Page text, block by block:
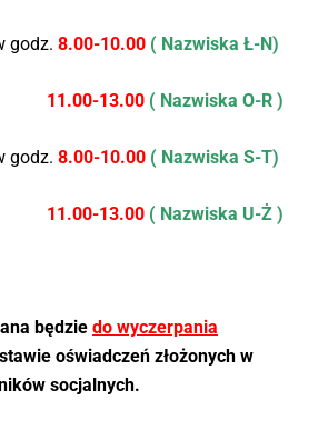
godz. 8.00-10.00 ( Nazwiska Ł-N)
11.00-13.00 ( Nazwiska O-R )
godz. 8.00-10.00 ( Nazwiska S-T)
11.00-13.00 ( Nazwiska U-Ż )
będzie do wyczerpania
oświadczeń złożonych w
socjalnych.